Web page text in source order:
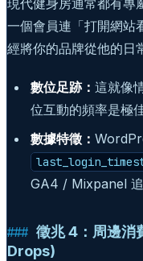
現代健身房通常都有專
一個會員連「打開網站
經將你的品牌從他的日
數位足跡： 這就像
位互動的頻率是極
數據特徵：
GA4 / Mixpanel 追
徵兆 4：周邊
Drops)